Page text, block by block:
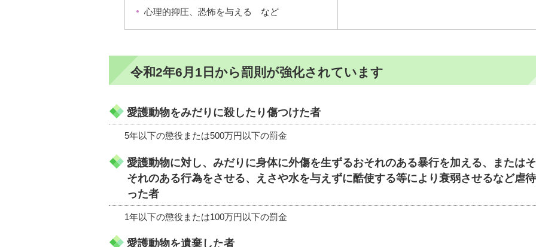
心理的抑圧、恐怖を与える など
令和2年6月1日から罰則が強化されています
愛護動物をみだりに殺したり傷つけた者
5年以下の懲役または500万円以下の罰金
愛護動物に対し、みだりに身体に外傷を生ずるおそれのある暴行を加える、または
それのある行為をさせる、えさや水を与えずに酷使する等により衰弱させるなど虐
った者
1年以下の懲役または100万円以下の罰金
愛護動物を遺棄した者